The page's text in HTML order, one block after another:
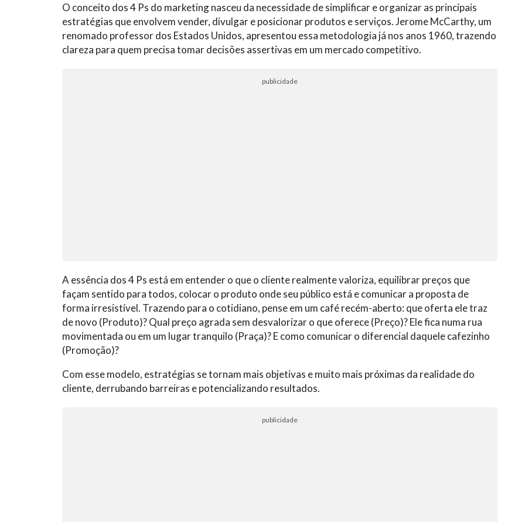
O conceito dos 4 Ps do marketing nasceu da necessidade de simplificar e organizar as principais
estratégias que envolvem vender, divulgar e posicionar produtos e serviços. Jerome McCarthy, um
renomado professor dos Estados Unidos, apresentou essa metodologia já nos anos 1960, trazendo
clareza para quem precisa tomar decisões assertivas em um mercado competitivo.
publicidade
A essência dos 4 Ps está em entender o que o cliente realmente valoriza, equilibrar preços que
façam sentido para todos, colocar o produto onde seu público está e comunicar a proposta de
forma irresistível. Trazendo para o cotidiano, pense em um café recém-aberto: que oferta ele traz
de novo (Produto)? Qual preço agrada sem desvalorizar o que oferece (Preço)? Ele fica numa rua
movimentada ou em um lugar tranquilo (Praça)? E como comunicar o diferencial daquele cafezinho
(Promoção)?
Com esse modelo, estratégias se tornam mais objetivas e muito mais próximas da realidade do
cliente, derrubando barreiras e potencializando resultados.
publicidade